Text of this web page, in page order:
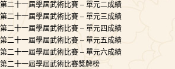
第二十一屆學屆武術比賽 – 單元二成績
第二十一屆學屆武術比賽 – 單元三成績
第二十一屆學屆武術比賽 – 單元四成績
第二十一屆學屆武術比賽 – 單元五成績
第二十一屆學屆武術比賽 – 單元六成績
第二十一屆學屆武術比賽獎牌榜